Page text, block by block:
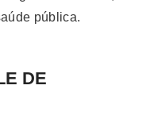
pública.
DE